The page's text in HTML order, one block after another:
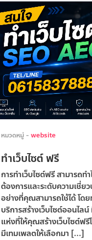
หมวดหมู่ - website
ทําเว็บไซต์ ฟรี
การทำเว็บไซต์ฟรี สามารถ
ต้องการและระดับความเชี่
อย่างที่คุณสามารถใช้ได้ โด
บริการสร้างเว็บไซต์ออนไ
แห่งที่ให้คุณสร้างเว็บไซต์ฟ
มีเทมเพลตให้เลือกมา [...]